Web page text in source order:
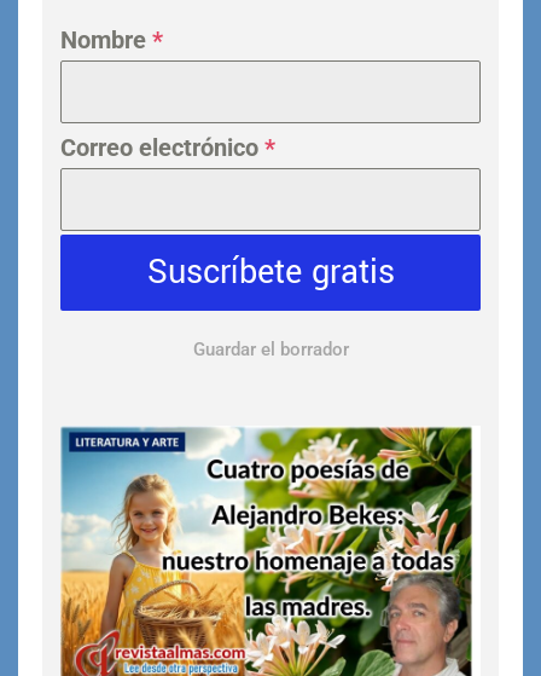
Nombre *
Correo electrónico *
Suscríbete gratis
Guardar el borrador